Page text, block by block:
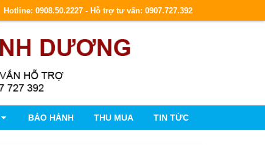
Hotline: 0908.50.2227 - Hỗ trợ tư vấn: 0907.727.392
BẢO HÀNH THU MUA TIN TỨC